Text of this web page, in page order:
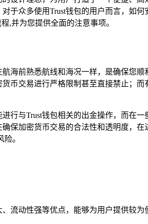
于众多使用Trust钱包的用户而言，如何
,并为您提供全面的注意事项。
海前熟悉航线和海况一样，是确保您顺
币交易进行严格限制甚至直接禁止；而
行与Trust钱包相关的出金操作，而在一
保加密货币交易的合法性和透明度，在
。
流动性强等优点，能够为用户提供较为